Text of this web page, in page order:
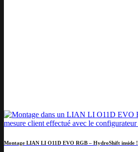
Montage LIAN LI O11D EVO RGB – HydroShift inside !